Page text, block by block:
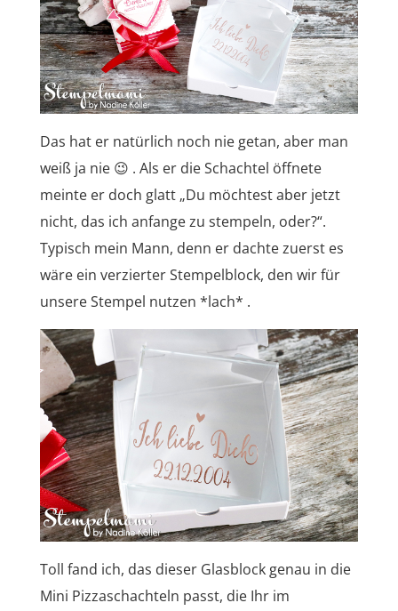
Das hat er natürlich noch nie getan, aber man
weiß ja nie 😉 . Als er die Schachtel öffnete
meinte er doch glatt „Du möchtest aber jetzt
nicht, das ich anfange zu stempeln, oder?“.
Typisch mein Mann, denn er dachte zuerst es
wäre ein verzierter Stempelblock, den wir für
unsere Stempel nutzen *lach* .
Toll fand ich, das dieser Glasblock genau in die
Mini Pizzaschachteln passt, die Ihr im